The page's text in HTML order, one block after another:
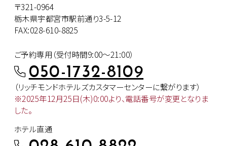
〒321-0964
栃木県宇都宮市駅前通り3-5-12
FAX:028-610-8825
ご予約専用（受付時間9:00～21:00）
050-1732-8109
（リッチモンドホテルズカスタマーセンターに繋がります）
※2025年12月25日(木)0:00より、電話番号が変更となりま
した。
ホテル直通